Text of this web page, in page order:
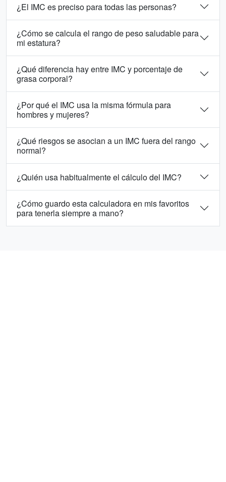
¿El IMC es preciso para todas las personas?
¿Cómo se calcula el rango de peso saludable para
mi estatura?
¿Qué diferencia hay entre IMC y porcentaje de
grasa corporal?
¿Por qué el IMC usa la misma fórmula para
hombres y mujeres?
¿Qué riesgos se asocian a un IMC fuera del rango
normal?
¿Quién usa habitualmente el cálculo del IMC?
¿Cómo guardo esta calculadora en mis favoritos
para tenerla siempre a mano?